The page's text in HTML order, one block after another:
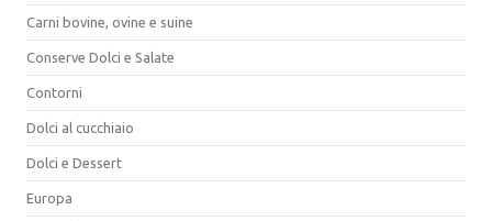
Carni bovine, ovine e suine
Conserve Dolci e Salate
Contorni
Dolci al cucchiaio
Dolci e Dessert
Europa